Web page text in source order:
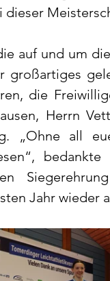
dieser
auf und um
großartiges
die
Herrn
„Ohne all
Jahr wieder